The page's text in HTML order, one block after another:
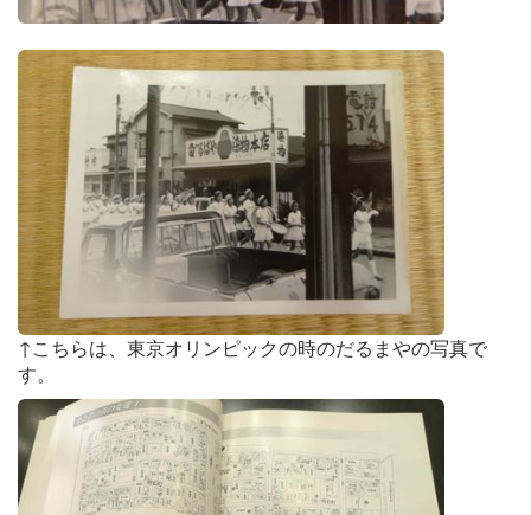
↑こちらは、東京オリンピックの時のだるまやの写真で
す。